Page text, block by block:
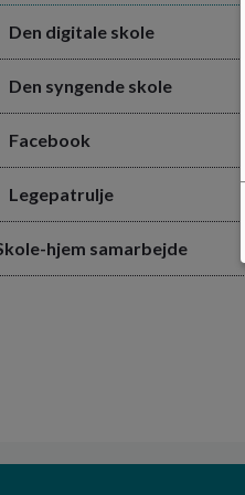
Den digitale skole
Den syngende skole
Facebook
Legepatrulje
hjem samarbejde